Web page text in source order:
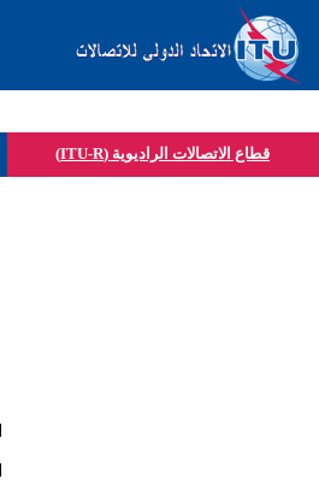
قطاع الاتصالات الراديوية (ITU-R)